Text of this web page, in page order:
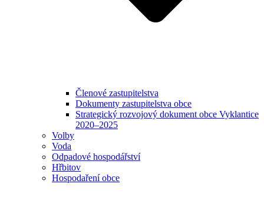
Členové zastupitelstva
Dokumenty zastupitelstva obce
Strategický rozvojový dokument obce Vyklantice
2020–2025
Volby
Voda
Odpadové hospodářství
Hřbitov
Hospodaření obce